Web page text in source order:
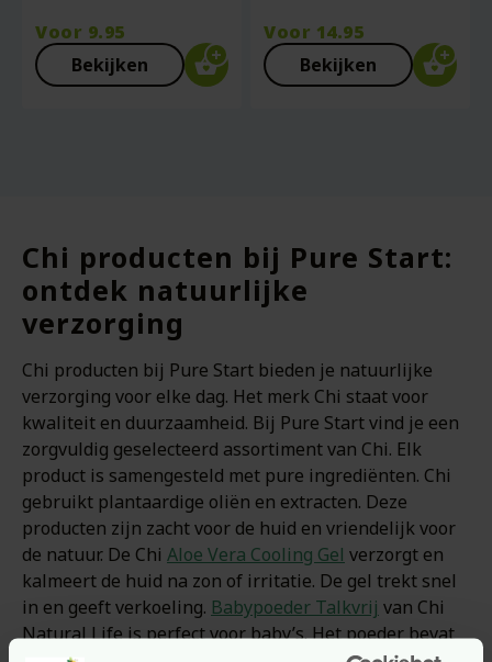
Voor 9.95
Bekijken
Voor 14.95
Bekijken
Chi producten bij Pure Start:
ontdek natuurlijke
verzorging
Chi producten bij Pure Start bieden je natuurlijke
verzorging voor elke dag. Het merk Chi staat voor
kwaliteit en duurzaamheid. Bij Pure Start vind je een
zorgvuldig geselecteerd assortiment van Chi. Elk
product is samengesteld met pure ingrediënten. Chi
gebruikt plantaardige oliën en extracten. Deze
producten zijn zacht voor de huid en vriendelijk voor
de natuur. De Chi Aloe Vera Cooling Gel verzorgt en
kalmeert de huid na zon of irritatie. De gel trekt snel
in en geeft verkoeling. Babypoeder Talkvrij van Chi
Natural Life is perfect voor baby’s. Het poeder bevat